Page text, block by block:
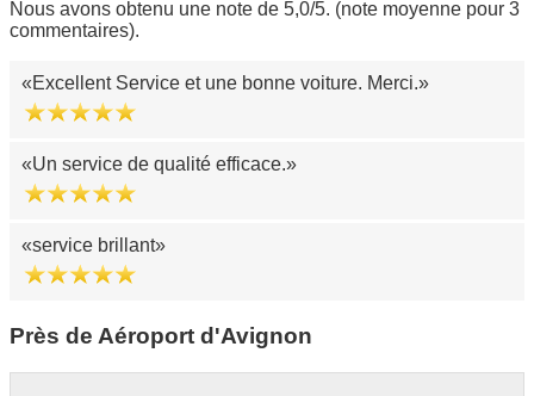
Nous avons obtenu une note de 5,0/5. (note moyenne pour 3
commentaires).
Excellent Service et une bonne voiture. Merci.
Un service de qualité efficace.
service brillant
Près de Aéroport d'Avignon